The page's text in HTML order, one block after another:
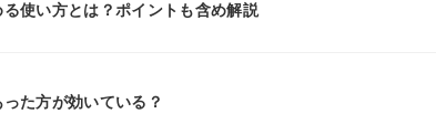
使い方とは？ポイントも含め解説
た方が効いている？